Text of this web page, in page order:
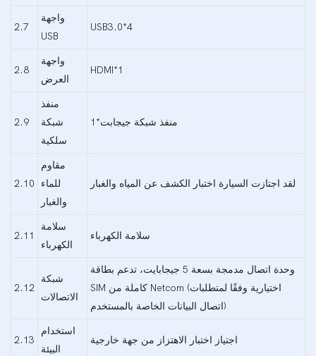
2.7
واجهة
USB
USB3.0*4
2.8
واجهة
العرض
HDMI*1
2.9
منفذ
شبكة
سلكية
منفذ شبكة جيجابت*1
2.10
مقاوم
للماء
والغبار
لقد اجتازت السيارة اختبار الكشف عن المياه والغبار
2.11
سلامة
الكهرباء
سلامة الكهرباء
2.12
شبكة
الاتصالات
وحدة اتصال مدمجة بسعة 5 جيجابايت، تدعم بطاقة
SIM كاملة من Netcom (اختيارية وفقًا لمتطلبات
اتصال البيانات الخاصة بالمستخدم)
2.13
استخدام
البيئة
اجتياز اختبار الاهتزاز من جهة خارجية